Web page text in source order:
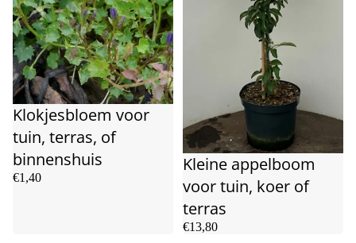
Klokjesbloem voor
tuin, terras, of
binnenshuis
€1,40
Kleine appelboom
voor tuin, koer of
terras
€13,80